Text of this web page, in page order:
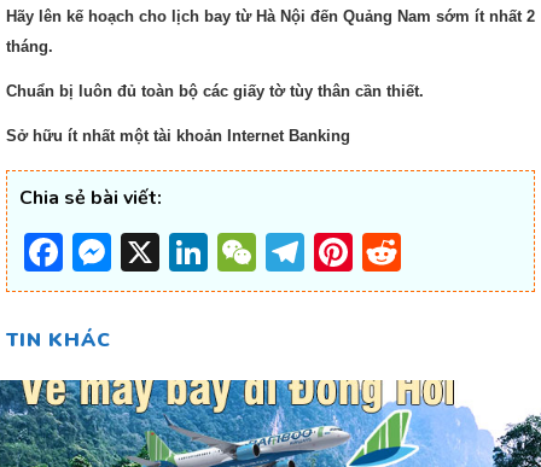
Hãy lên kế hoạch cho lịch bay từ Hà Nội đến Quảng Nam sớm ít nhất 2
tháng.
Chuẩn bị luôn đủ toàn bộ các giấy tờ tùy thân cần thiết.
Sở hữu ít nhất một tài khoản Internet Banking
Chia sẻ bài viết:
Facebook
Messenger
X LinkedIn
WeChat
Telegram
Pinterest
TIN KHÁC